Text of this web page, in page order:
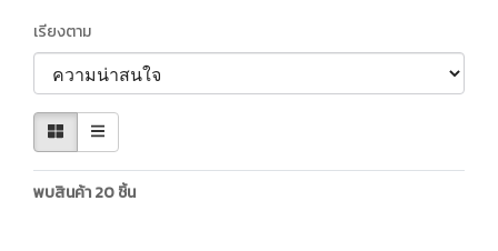
เรียงตาม
พบสินค้า 20 ชิ้น